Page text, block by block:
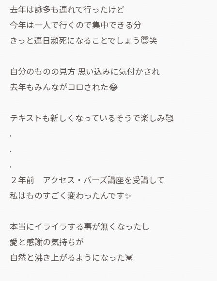
去年は詠多も連れて行ったけど
今年は一人で行くので集中できる分
きっと連日瀕死になることでしょう😇笑
自分のものの見方 思い込みに気付かされ
去年もみんながコロされた😂
テキストも新しくなっているそうで楽しみ🥰
.
.
.
２年前 アクセス・バーズ講座を受講して
私はものすごく変わったんです✨
本当にイライラする事が無くなったし
愛と感謝の気持ちが
自然と沸き上がるようになった💓